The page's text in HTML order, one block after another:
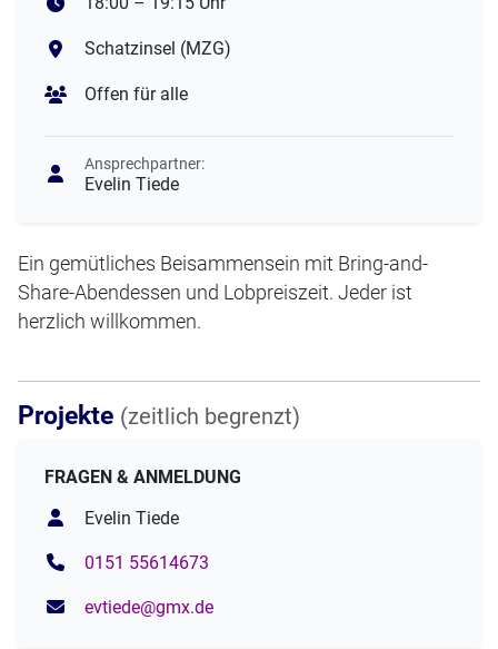
Schatzinsel (MZG)
Offen für alle
Ansprechpartner:
Evelin Tiede
Ein gemütliches Beisammensein mit Bring-and-
Share-Abendessen und Lobpreiszeit. Jeder ist
herzlich willkommen.
Projekte (zeitlich begrenzt)
FRAGEN & ANMELDUNG
Evelin Tiede
0151 55614673
evtiede@gmx.de